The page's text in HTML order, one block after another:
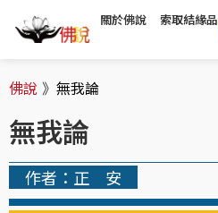
關於佛說 索取結緣品
佛說 》 無我論
無我論
作者：正 安